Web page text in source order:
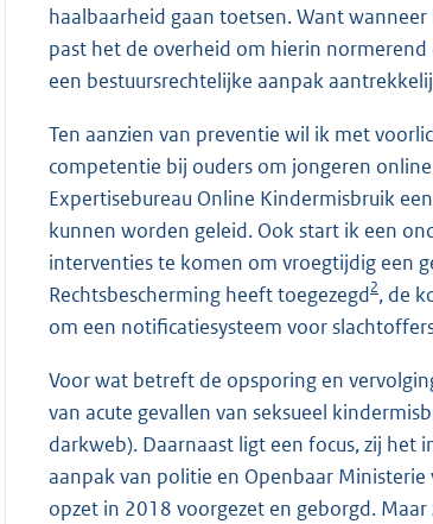
haalbaarheid gaan toetsen. Want
past het de overheid om hierin
een bestuursrechtelijke aanpak
Ten aanzien van preventie wil ik met
competentie bij ouders om jongeren
Expertisebureau Online Kindermisbruik
kunnen worden geleid. Ook start ik een
interventies te komen om vroegtijdig een
Rechtsbescherming heeft toegezegd2, de
om een notificatiesysteem voor
Voor wat betreft de opsporing en
van acute gevallen van seksueel
darkweb). Daarnaast ligt een focus, zij
aanpak van politie en Openbaar
opzet in 2018 voorgezet en geborgd.